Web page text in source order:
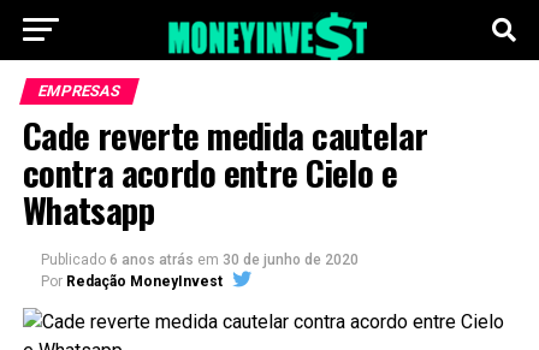
EMPRESAS
Cade reverte medida cautelar
contra acordo entre Cielo e
Whatsapp
Publicado 6 anos atrás em 30 de junho de 2020
Por Redação MoneyInvest